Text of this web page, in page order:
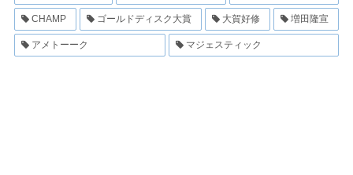
CHAMP ゴールドディスク大賞 大賀好修 増田隆宣
アメトーーク マジェスティック